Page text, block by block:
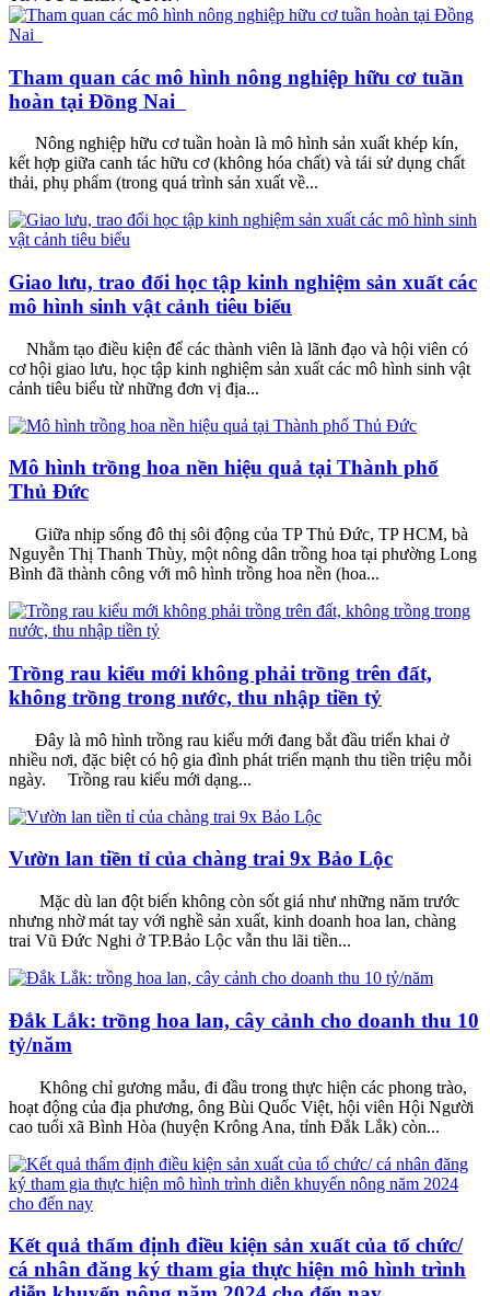
Tham quan các mô hình nông nghiệp hữu cơ tuần
hoàn tại Đồng Nai
Nông nghiệp hữu cơ tuần hoàn là mô hình sản xuất khép kín,
kết hợp giữa canh tác hữu cơ (không hóa chất) và tái sử dụng chất
thải, phụ phẩm (trong quá trình sản xuất về...
Giao lưu, trao đổi học tập kinh nghiệm sản xuất các
mô hình sinh vật cảnh tiêu biểu
Nhằm tạo điều kiện để các thành viên là lãnh đạo và hội viên có
cơ hội giao lưu, học tập kinh nghiệm sản xuất các mô hình sinh vật
cảnh tiêu biểu từ những đơn vị địa...
Mô hình trồng hoa nền hiệu quả tại Thành phố
Thủ Đức
Giữa nhịp sống đô thị sôi động của TP Thủ Đức, TP HCM, bà
Nguyễn Thị Thanh Thùy, một nông dân trồng hoa tại phường Long
Bình đã thành công với mô hình trồng hoa nền (hoa...
Trồng rau kiểu mới không phải trồng trên đất,
không trồng trong nước, thu nhập tiền tỷ
Đây là mô hình trồng rau kiểu mới đang bắt đầu triển khai ở
nhiều nơi, đặc biệt có hộ gia đình phát triển mạnh thu tiền triệu mỗi
ngày. Trồng rau kiểu mới dạng...
Vườn lan tiền tỉ của chàng trai 9x Bảo Lộc
Mặc dù lan đột biến không còn sốt giá như những năm trước
nhưng nhờ mát tay với nghề sản xuất, kinh doanh hoa lan, chàng
trai Vũ Đức Nghi ở TP.Bảo Lộc vẫn thu lãi tiền...
Đắk Lắk: trồng hoa lan, cây cảnh cho doanh thu 10
tỷ/năm
Không chỉ gương mẫu, đi đầu trong thực hiện các phong trào,
hoạt động của địa phương, ông Bùi Quốc Việt, hội viên Hội Người
cao tuổi xã Bình Hòa (huyện Krông Ana, tỉnh Đắk Lắk) còn...
Kết quả thẩm định điều kiện sản xuất của tổ chức/
cá nhân đăng ký tham gia thực hiện mô hình trình